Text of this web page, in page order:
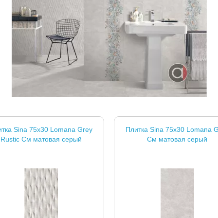
Sina 75x30 Lomana Grey
Rustic См матовая серый
Плитка Sina 75x30 Lomana
См матовая серый